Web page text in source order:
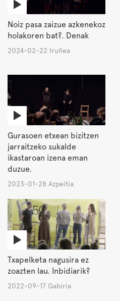
Noiz pasa zaizue azkenekoz
holakoren bat?. Denak
2024-02-22 Iruñea
Gurasoen etxean bizitzen
jarraitzeko sukalde
ikastaroan izena eman
duzue.
2023-01-28 Azpeitia
Txapelketa nagusira ez
zoazten lau. Inbidiarik?
2022-09-17 Gabiria